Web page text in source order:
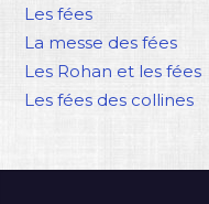
Les fées
La messe des fées
Les Rohan et les fées
Les fées des collines